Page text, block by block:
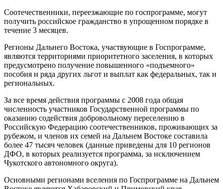
Соотечественники, переезжающие по госпрограмме, могут
получить российское гражданство в упрощенном порядке в
течение 3 месяцев.
Регионы Дальнего Востока, участвующие в Госпрограмме,
являются территориями приоритетного заселения, в которых
предусмотрено получение повышенного «подъемного»
пособия и ряда других льгот и выплат как федеральных, так и
региональных.
За все время действия программы с 2008 года общая
численность участников Государственной программы по
оказанию содействия добровольному переселению в
Российскую Федерацию соотечественников, проживающих за
рубежом, и членов их семей на Дальнем Востоке составила
более 47 тысяч человек (данные приведены для 10 регионов
ДФО, в которых реализуется программа, за исключением
Чукотского автономного округа).
Основными регионами вселения по Госпрограмме на Дальнем